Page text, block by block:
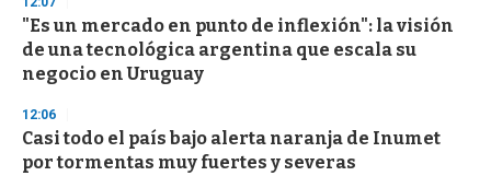
d
s
o
f
3
s
e
c
o
"Es un mercado en punto de inflexión": la visión
de una tecnológica argentina que escala su
negocio en Uruguay
12:06
Casi todo el país bajo alerta naranja de Inumet
por tormentas muy fuertes y severas